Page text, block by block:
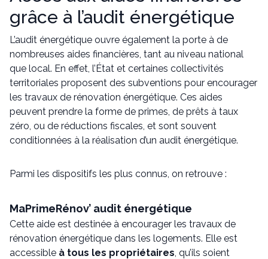
grâce à l’audit énergétique
L’audit énergétique ouvre également la porte à de
nombreuses aides financières, tant au niveau national
que local. En effet, l’État et certaines collectivités
territoriales proposent des subventions pour encourager
les travaux de rénovation énergétique. Ces aides
peuvent prendre la forme de primes, de prêts à taux
zéro, ou de réductions fiscales, et sont souvent
conditionnées à la réalisation d’un audit énergétique.
Parmi les dispositifs les plus connus, on retrouve :
MaPrimeRénov’ audit énergétique
Cette aide est destinée à encourager les travaux de
rénovation énergétique dans les logements. Elle est
accessible à tous les propriétaires, qu’ils soient